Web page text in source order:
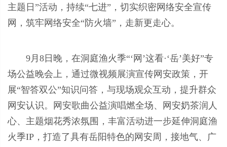
主题日”活动，持续“七进”，切实织密网络安全宣传
网，筑牢网络安全“防火墙”，走新更走心。
9月8日晚，在洞庭渔火季“‘网’这看·‘岳’美好”专
场公益晚会上，通过微视频展演宣传网安政策，开
展“智答双公”知识问答，与现场观众互动，提升群众
网安认识。网安歌曲公益演唱燃全场、网安奶茶润人
心、主题烟花秀浓氛围，丰富活动进一步延伸洞庭渔
火季IP，打造了具有岳阳特色的网安周，接地气、广